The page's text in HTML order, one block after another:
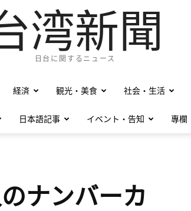
湾新聞
日台に関するニュース
経済 観光・美食 社会・生活
日本語記事 イベント・告知 專欄
ナンバーカ